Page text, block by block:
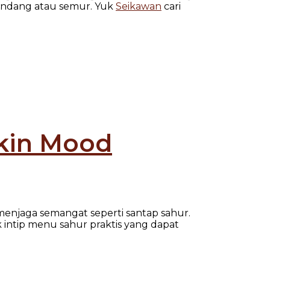
atau semur. Yuk Seikawan cari
Mood
semangat seperti santap sahur.
menu sahur praktis yang dapat